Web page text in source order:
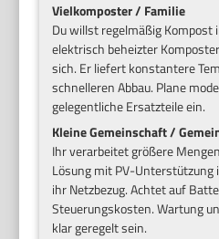
Vielkomposter / Familie
Du willst regelmäßig Kompost
elektrisch beheizter
sich. Er liefert konstantere
schnelleren Abbau. Plane
gelegentliche Ersatzteile ein.
Kleine Gemeinschaft /
Ihr verarbeitet größere
Lösung mit PV-Unterstützung
ihr Netzbezug. Achtet auf
Steuerungskosten. Wartung
klar geregelt sein.